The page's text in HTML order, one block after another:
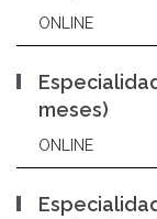
ONLINE
meses)
ONLINE